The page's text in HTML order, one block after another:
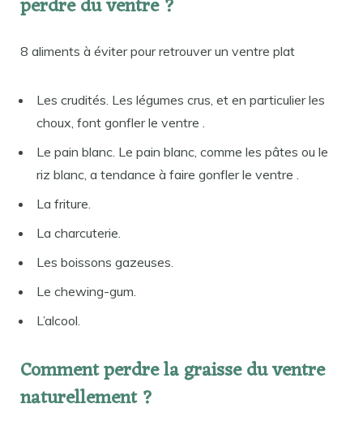
perdre du ventre ?
8 aliments à éviter pour retrouver un ventre plat
Les crudités. Les légumes crus, et en particulier les
choux, font gonfler le ventre .
Le pain blanc. Le pain blanc, comme les pâtes ou le
riz blanc, a tendance à faire gonfler le ventre .
La friture.
La charcuterie.
Les boissons gazeuses.
Le chewing-gum.
L’alcool.
Comment perdre la graisse du ventre
naturellement ?